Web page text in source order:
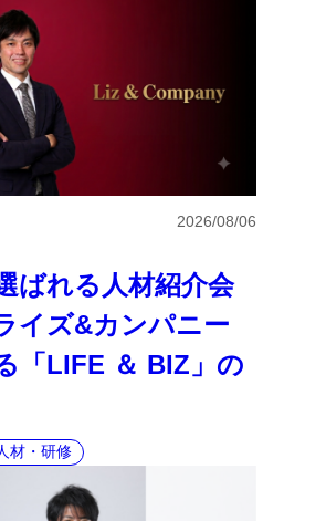
ばれる人材紹介会
ズ&カンパニー
「LIFE ＆ BIZ」の
2026/08/06
材・研修